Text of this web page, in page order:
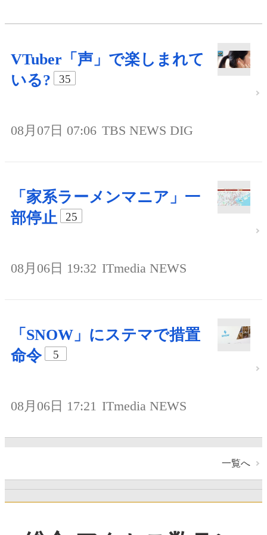
VTuber「声」で楽しまれて
いる?
35
08月07日 07:06 TBS NEWS DIG
「家系ラーメンマニア」一
部停止
25
08月06日 19:32 ITmedia NEWS
「SNOW」にステマで措置
命令
5
08月06日 17:21 ITmedia NEWS
一覧へ